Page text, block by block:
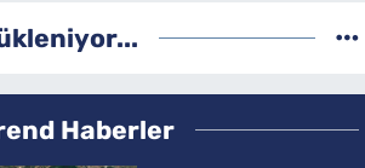
Haberler